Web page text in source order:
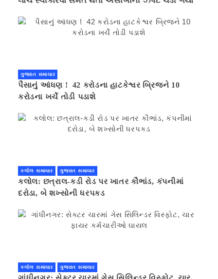
ગુજરાત સમાચાર
પૈસાનું આંધણ ! 42 કરોડના હાટકેશ્વર બ્રિજને 10
કરોડના ખર્ચે તોડી પડાશે
કલોલ સમાચાર ગુજરાત સમાચાર
કલોલ: છત્રાલ-કડી રોડ પર ખાતર કૌભાંડ, કંપનીમાં
દરોડા, બે શખ્સોની ધરપકડ
કલોલ સમાચાર ગુજરાત સમાચાર